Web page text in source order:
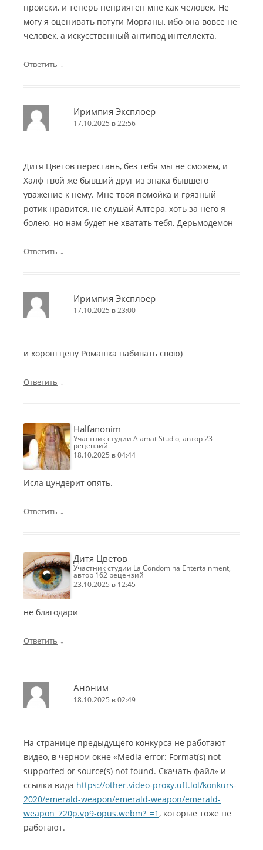
происки, и теперь неприятен мне как человек. Не
могу я оценивать потуги Морганы, ибо она вовсе не
человек, а искусственный антипод интеллекта.
Ответить ↓
Иримпия Эксплоер
17.10.2025 в 22:56
Дитя Цветов перестань, без тебя мы не сможем, и
Халф твой же бывший друг из знака бывшего
уважение к нему. Мне твоя помойка и грязный
ротик нравится, не слушай Алтера, хоть за него я
болею, но нам будет не хватать тебя, Дерьмодемон
Ответить ↓
Иримпия Эксплоер
17.10.2025 в 23:00
и хорош цену Ромашка набивать свою)
Ответить ↓
Halfanonim
участник студии Alamat Studio, автор 23
рецензий
18.10.2025 в 04:44
Исла цундерит опять.
Ответить ↓
Дитя Цветов
участник студии La Condomina Entertainment,
автор 162 рецензий
23.10.2025 в 12:45
не благодари
Ответить ↓
Аноним
18.10.2025 в 02:49
На странице предыдущего конкурса не работают
видео, в черном окне «Media error: Format(s) not
supported or source(s) not found. Скачать файл» и
ссылки вида https://other.video-proxy.uft.lol/konkurs-
2020/emerald-weapon/emerald-weapon/emerald-
weapon_720p.vp9-opus.webm?_=1, которые тоже не
работают.